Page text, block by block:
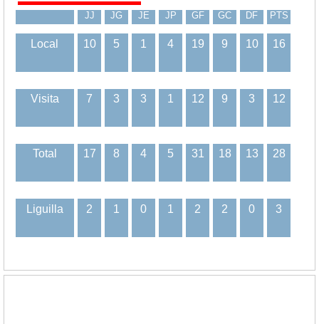
JJ JG JE JP GF GC DF PTS
Local 10 5 1 4 19 9 10 16
Visita 7 3 3 1 12 9 3 12
Total 17 8 4 5 31 18 13 28
Liguilla 2 1 0 1 2 2 0 3